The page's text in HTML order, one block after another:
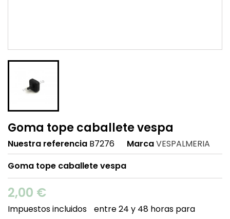
Goma tope caballete vespa
Nuestra referencia B7276 MarcaVESPALMERIA
Goma tope caballete vespa
2,00 €
Impuestos incluidos
entre 24 y 48 horas para